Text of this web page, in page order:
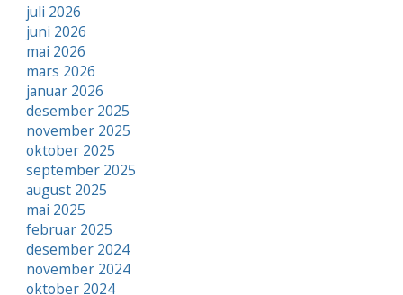
juli 2026
juni 2026
mai 2026
mars 2026
januar 2026
desember 2025
november 2025
oktober 2025
september 2025
august 2025
mai 2025
februar 2025
desember 2024
november 2024
oktober 2024